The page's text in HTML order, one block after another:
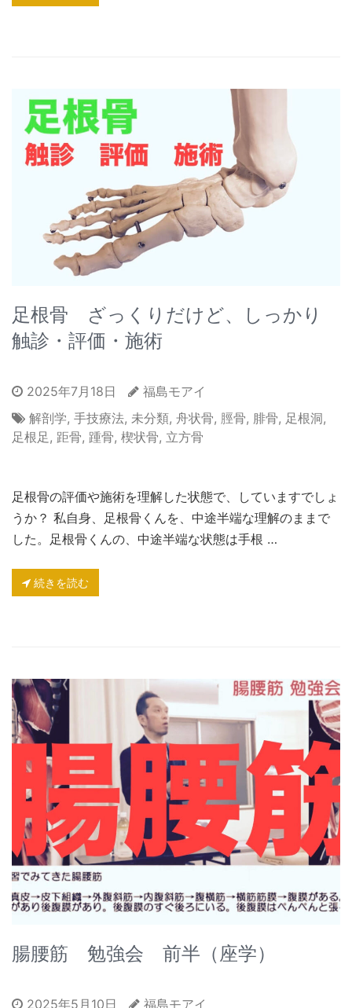
足根骨 ざっくりだけど、しっかり
触診・評価・施術
2025年7月18日
福島モアイ
解剖学, 手技療法, 未分類, 舟状骨, 脛骨, 腓骨, 足根洞,
足根足 , 距骨, 踵骨, 楔状骨, 立方骨
足根骨の評価や施術を理解した状態で、していますでしょ
うか？ 私自身、足根骨くんを、中途半端な理解のままで
した。足根骨くんの、中途半端な状態は手根 …
続きを読む
腸腰筋 勉強会 前半（座学）
2025年5月10日 福島モアイ